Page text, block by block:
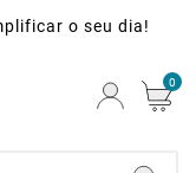
o seu dia!
0